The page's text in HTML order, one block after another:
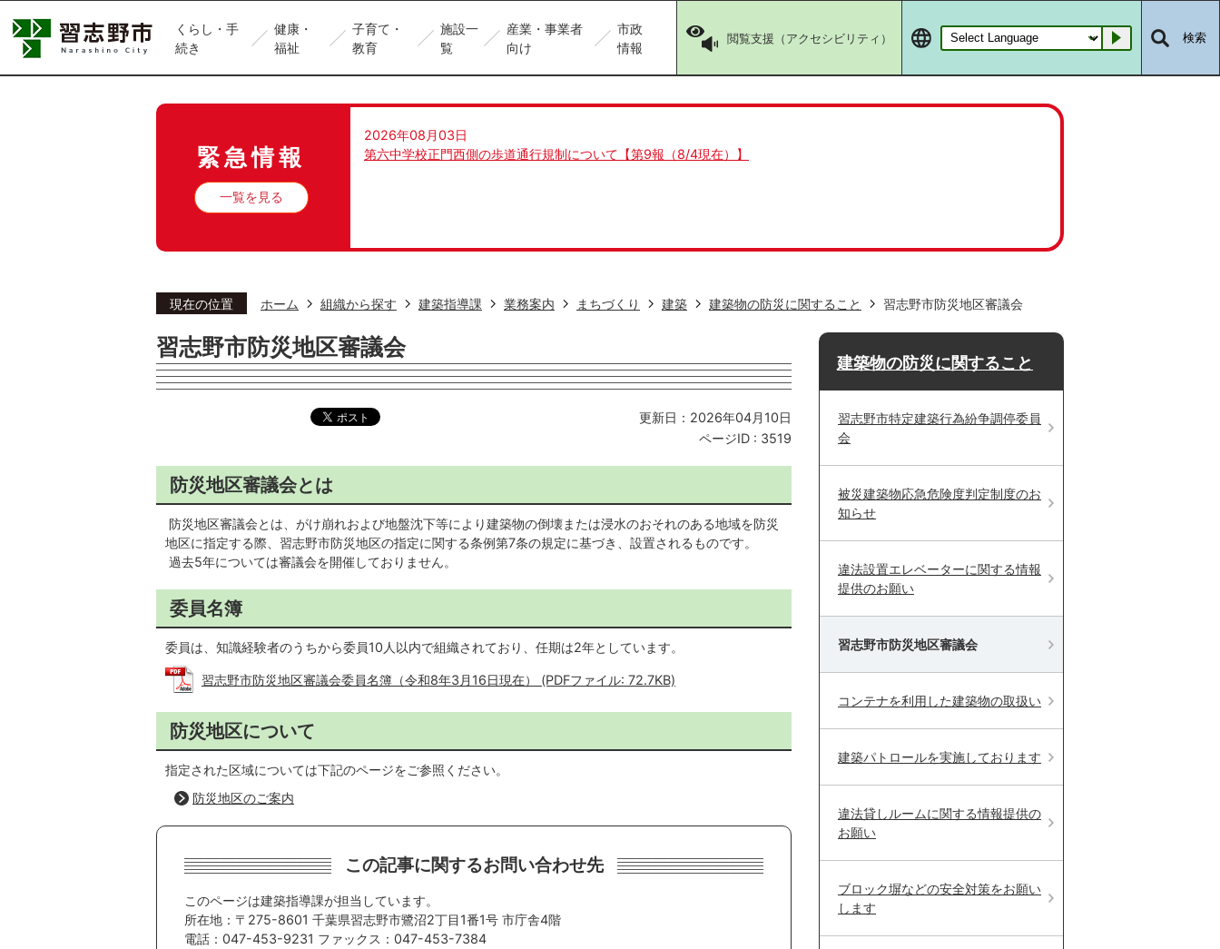
くらし・手
続き
健康・
福祉
子育て・
教育
施設一
覧
産業・事業者
向け
市政
情報
閲覧支援（アクセシビリティ） Go 検索
緊急情報
一覧を見る
2026年08月03日
第六中学校正門西側の歩道通行規制について【第9報（8/4現在）】
現在の位置 ホーム 組織から探す 建築指導課 業務案内 まちづくり 建築 建築物の防災に関すること 習志野市防災地区審議会
習志野市防災地区審議会
更新日：2026年04月10日
ページID : 3519
防災地区審議会とは
防災地区審議会とは、がけ崩れおよび地盤沈下等により建築物の倒壊または浸水のおそれのある地域を防災
地区に指定する際、習志野市防災地区の指定に関する条例第7条の規定に基づき、設置されるものです。
過去5年については審議会を開催しておりません。
委員名簿
委員は、知識経験者のうちから委員10人以内で組織されており、任期は2年としています。
習志野市防災地区審議会委員名簿（令和8年3月16日現在） (PDFファイル: 72.7KB)
防災地区について
指定された区域については下記のページをご参照ください。
防災地区のご案内
この記事に関するお問い合わせ先
このページは建築指導課が担当しています。
所在地：〒275-8601 千葉県習志野市鷺沼2丁目1番1号 市庁舎4階
電話：047-453-9231 ファックス：047-453-7384
建築物の防災に関すること
習志野市特定建築行為紛争調停委員
会
被災建築物応急危険度判定制度のお
知らせ
違法設置エレベーターに関する情報
提供のお願い
習志野市防災地区審議会
コンテナを利用した建築物の取扱い
建築パトロールを実施しております
違法貸しルームに関する情報提供の
お願い
ブロック塀などの安全対策をお願い
します